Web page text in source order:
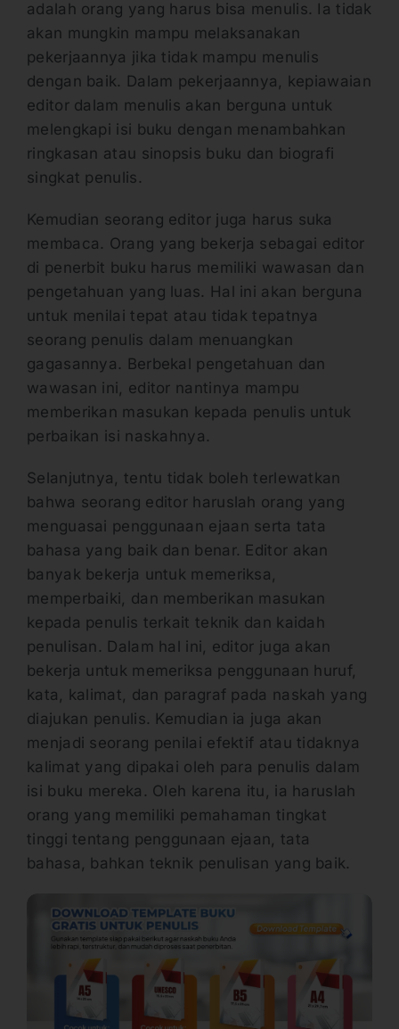
adalah orang yang harus bisa menulis. Ia tidak
akan mungkin mampu melaksanakan
pekerjaannya jika tidak mampu menulis
dengan baik. Dalam pekerjaannya, kepiawaian
editor dalam menulis akan berguna untuk
melengkapi isi buku dengan menambahkan
ringkasan atau sinopsis buku dan biografi
singkat penulis.
Kemudian seorang editor juga harus suka
membaca. Orang yang bekerja sebagai editor
di penerbit buku harus memiliki wawasan dan
pengetahuan yang luas. Hal ini akan berguna
untuk menilai tepat atau tidak tepatnya
seorang penulis dalam menuangkan
gagasannya. Berbekal pengetahuan dan
wawasan ini, editor nantinya mampu
memberikan masukan kepada penulis untuk
perbaikan isi naskahnya.
Selanjutnya, tentu tidak boleh terlewatkan
bahwa seorang editor haruslah orang yang
menguasai penggunaan ejaan serta tata
bahasa yang baik dan benar. Editor akan
banyak bekerja untuk memeriksa,
memperbaiki, dan memberikan masukan
kepada penulis terkait teknik dan kaidah
penulisan. Dalam hal ini, editor juga akan
bekerja untuk memeriksa penggunaan huruf,
kata, kalimat, dan paragraf pada naskah yang
diajukan penulis. Kemudian ia juga akan
menjadi seorang penilai efektif atau tidaknya
kalimat yang dipakai oleh para penulis dalam
isi buku mereka. Oleh karena itu, ia haruslah
orang yang memiliki pemahaman tingkat
tinggi tentang penggunaan ejaan, tata
bahasa, bahkan teknik penulisan yang baik.